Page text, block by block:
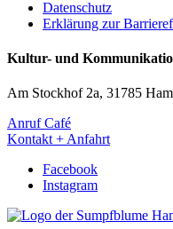
Datenschutz
Erklärung zur
Kultur- und
Am Stockhof 2a, 31785
Anruf Café
Kontakt + Anfahrt
Facebook
Instagram